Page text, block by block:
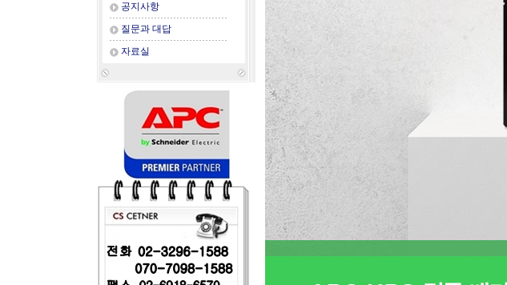
공지사항
질문과 대답
자료실